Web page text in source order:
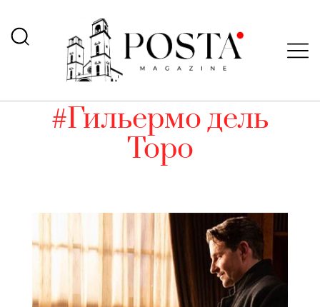
#Гильермо дель
Торо